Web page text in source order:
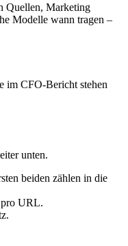
Quellen, Marketing
Modelle wann tragen –
im CFO-Bericht stehen
unten.
beiden zählen in die
pro URL.